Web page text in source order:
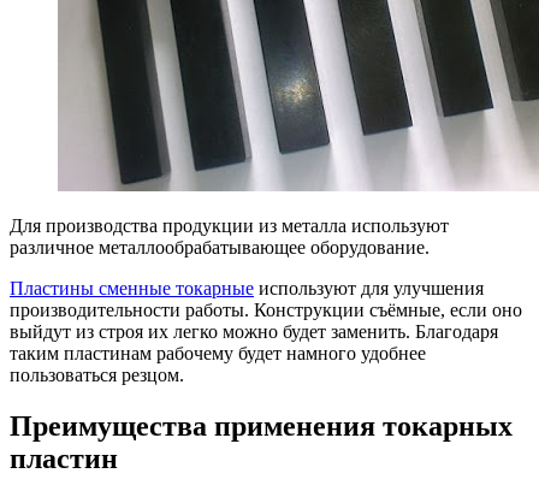
Для производства продукции из металла используют
различное металлообрабатывающее оборудование.
Пластины сменные токарные используют для улучшения
производительности работы. Конструкции съёмные, если оно
выйдут из строя их легко можно будет заменить. Благодаря
таким пластинам рабочему будет намного удобнее
пользоваться резцом.
Преимущества применения токарных
пластин